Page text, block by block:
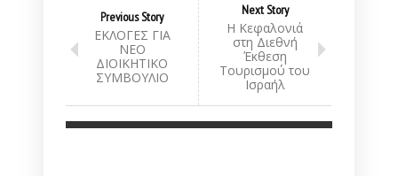
Previous Story
ΕΚΛΟΓΕΣ ΓΙΑ
ΝΕΟ
ΔΙΟΙΚΗΤΙΚΟ
ΣΥΜΒΟΥΛΙΟ
Next Story
Η Κεφαλονιά
στη Διεθνή
Έκθεση
Τουρισμού του
Ισραήλ